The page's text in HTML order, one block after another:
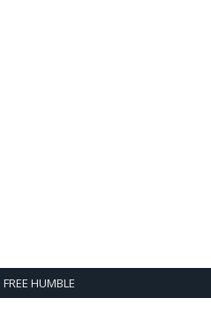
FREE HUMBLE